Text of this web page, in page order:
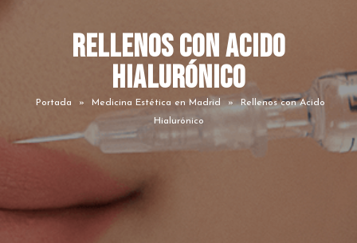
Rellenos con Acido
Hialurónico
Portada » Medicina Estética en Madrid » Rellenos con Acido
Hialurónico